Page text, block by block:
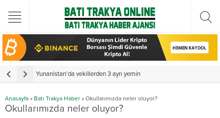
Yunanistan’da vekillerden 3 ayrı yemin
Anasayfa » Batı Trakya Haber » Okullarımızda neler oluyor?
Okullarımızda neler oluyor?